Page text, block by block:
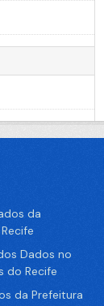
da
Dados no
do Recife
da Prefeitura